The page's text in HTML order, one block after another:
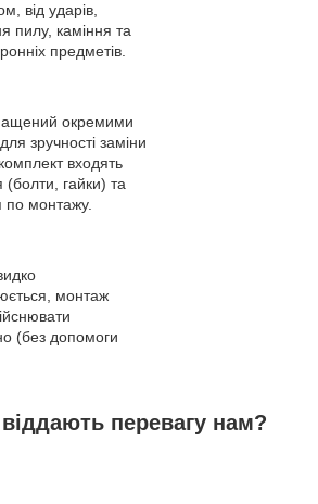
від ударів,
пилу, каміння та
предметів.
окремими
зручності заміни
входять
(болти, гайки) та
по монтажу.
монтаж
(без допомоги
перевагу нам?